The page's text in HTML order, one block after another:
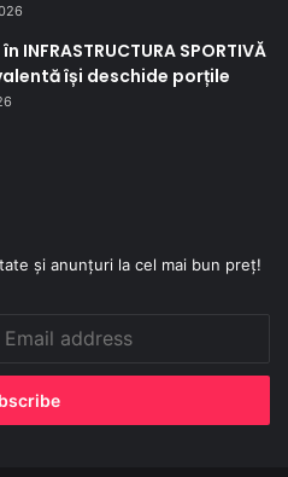
în INFRASTRUCTURA SPORTIVĂ
își deschide porțile
și anunțuri la cel mai bun preț!